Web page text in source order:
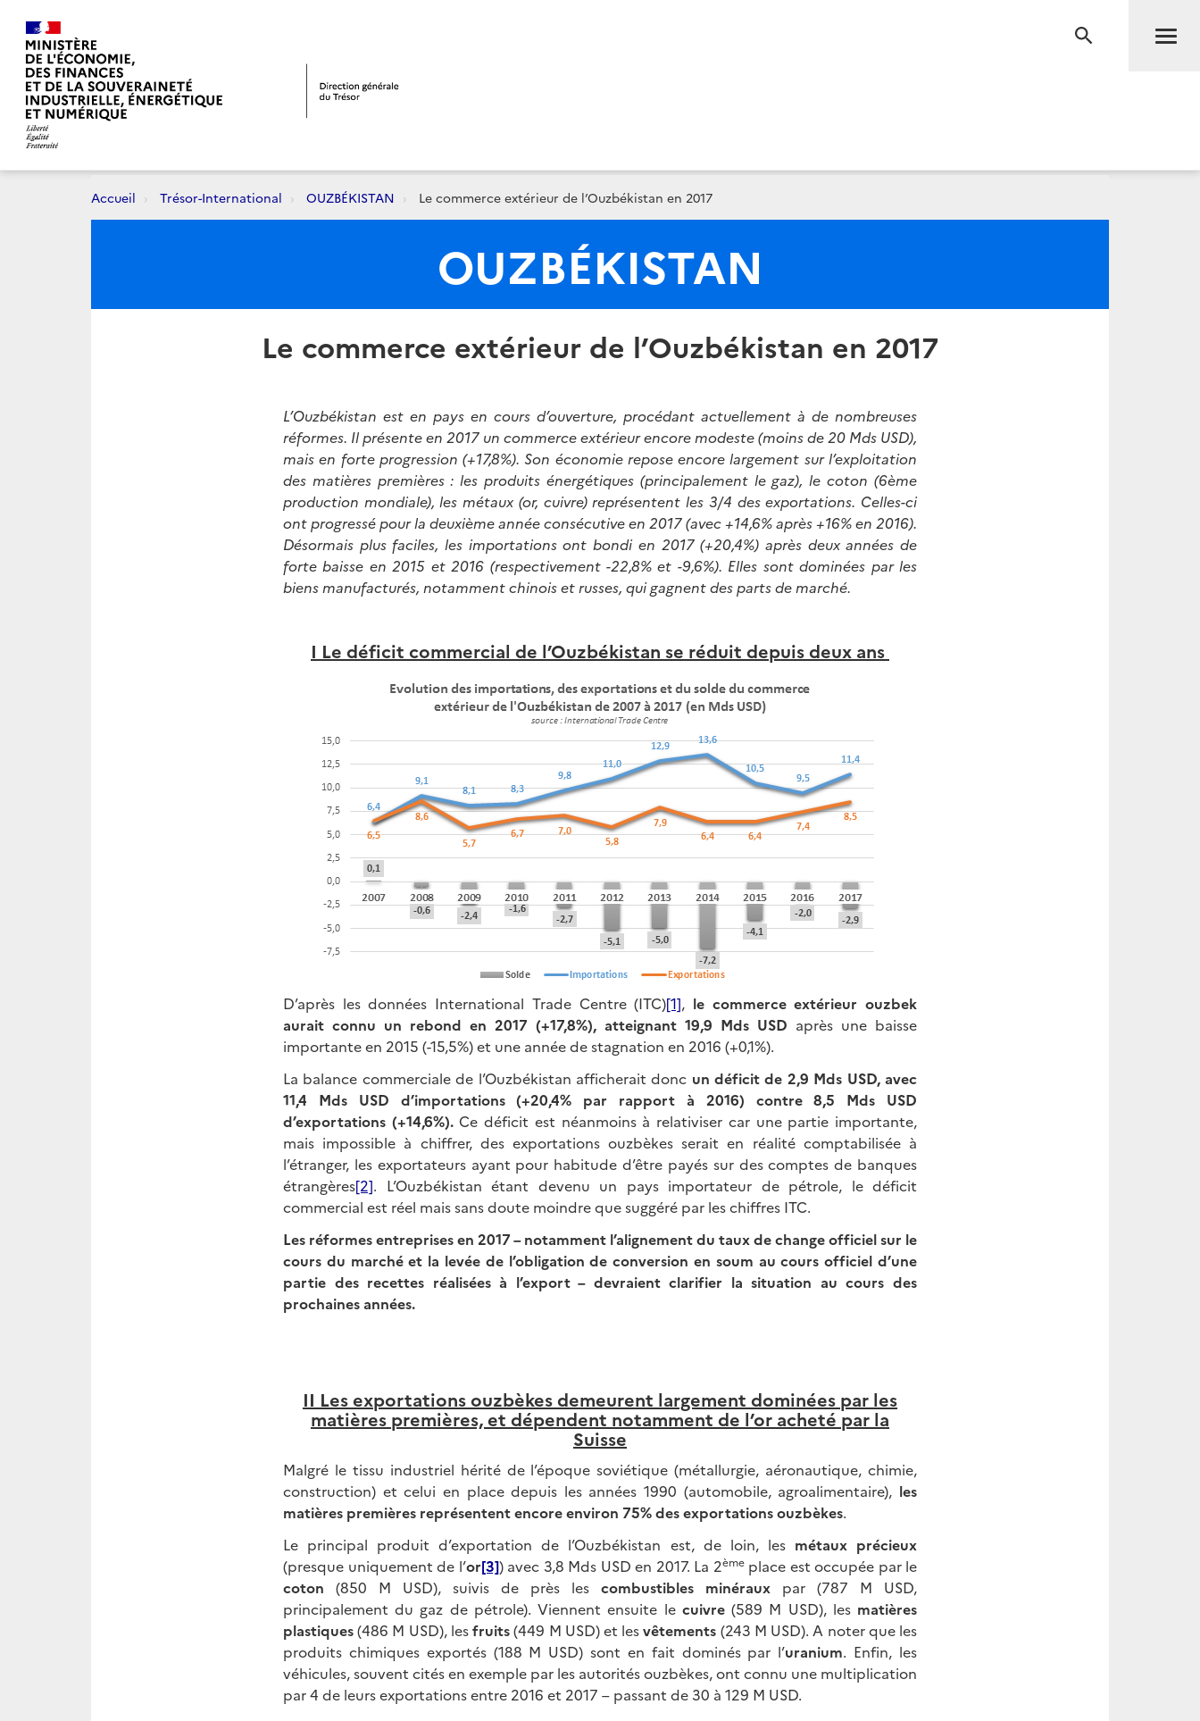
RECHERCHE
Accueil Trésor-International OUZBÉKISTAN Le commerce extérieur de l’Ouzbékistan en 2017
OUZBÉKISTAN
Le commerce extérieur de l’Ouzbékistan en 2017
L’Ouzbékistan est en pays en cours d’ouverture, procédant actuellement à de nombreuses
réformes. Il présente en 2017 un commerce extérieur encore modeste (moins de 20 Mds USD),
mais en forte progression (+17,8%). Son économie repose encore largement sur l’exploitation
des matières premières : les produits énergétiques (principalement le gaz), le coton (6ème
production mondiale), les métaux (or, cuivre) représentent les 3/4 des exportations. Celles-ci
ont progressé pour la deuxième année consécutive en 2017 (avec +14,6% après +16% en 2016).
Désormais plus faciles, les importations ont bondi en 2017 (+20,4%) après deux années de
forte baisse en 2015 et 2016 (respectivement -22,8% et -9,6%). Elles sont dominées par les
biens manufacturés, notamment chinois et russes, qui gagnent des parts de marché.
I Le déficit commercial de l’Ouzbékistan se réduit depuis deux ans
D’après les données International Trade Centre (ITC)[1], le commerce extérieur ouzbek
aurait connu un rebond en 2017 (+17,8%), atteignant 19,9 Mds USD après une baisse
importante en 2015 (-15,5%) et une année de stagnation en 2016 (+0,1%).
La balance commerciale de l’Ouzbékistan afficherait donc un déficit de 2,9 Mds USD, avec
11,4 Mds USD d’importations (+20,4% par rapport à 2016) contre 8,5 Mds USD
d’exportations (+14,6%). Ce déficit est néanmoins à relativiser car une partie importante,
mais impossible à chiffrer, des exportations ouzbèkes serait en réalité comptabilisée à
l’étranger, les exportateurs ayant pour habitude d’être payés sur des comptes de banques
étrangères[2]. L’Ouzbékistan étant devenu un pays importateur de pétrole, le déficit
commercial est réel mais sans doute moindre que suggéré par les chiffres ITC.
Les réformes entreprises en 2017 – notamment l’alignement du taux de change officiel sur le
cours du marché et la levée de l’obligation de conversion en soum au cours officiel d’une
partie des recettes réalisées à l’export – devraient clarifier la situation au cours des
prochaines années.
II Les exportations ouzbèkes demeurent largement dominées par les
matières premières, et dépendent notamment de l’or acheté par la
Suisse
Malgré le tissu industriel hérité de l’époque soviétique (métallurgie, aéronautique, chimie,
construction) et celui en place depuis les années 1990 (automobile, agroalimentaire), les
matières premières représentent encore environ 75% des exportations ouzbèkes.
Le principal produit d’exportation de l’Ouzbékistan est, de loin, les métaux précieux
(presque uniquement de l’or[3]) avec 3,8 Mds USD en 2017. La 2èmeplace est occupée par le
coton (850 M USD), suivis de près les combustibles minéraux par (787 M USD,
principalement du gaz de pétrole). Viennent ensuite le cuivre(589 M USD), les matières
plastiques(486 M USD), lesfruits(449 M USD) et lesvêtements (243 M USD). A noter que les
produits chimiques exportés (188 M USD) sont en fait dominés par l’uranium. Enfin, les
véhicules, souvent cités en exemple par les autorités ouzbèkes, ont connu une multiplication
par 4 de leurs exportations entre 2016 et 2017 – passant de 30 à 129 M USD.